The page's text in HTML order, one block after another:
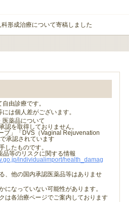
形成治療について寄稿しました
自由診療です。
には個人差がございます。
医薬品について
認を取得しておりません。
ブ」「DVS（Vaginal Rejuvenation
承認されています
したものです。
等のリスクに関する情報
individualimport/health_damag
、他の国内承認医薬品等はありませ
になっていない可能性があります。
は各治療ページでご案内しております